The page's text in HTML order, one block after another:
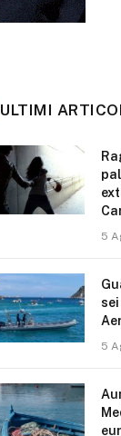
ULTIMI
5
5